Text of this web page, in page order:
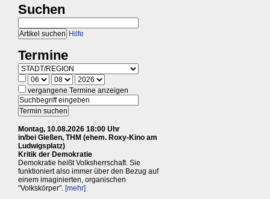
Suchen
Hilfe
Termine
vergangene Termine anzeigen
Montag, 10.08.2026 18:00 Uhr
in/bei Gießen, THM (ehem. Roxy-Kino am
Ludwigsplatz)
Kritik der Demokratie
Demokratie heißt Volksherrschaft. Sie
funktioniert also immer über den Bezug auf
einem imaginierten, organischen
"Volkskörper". [mehr]